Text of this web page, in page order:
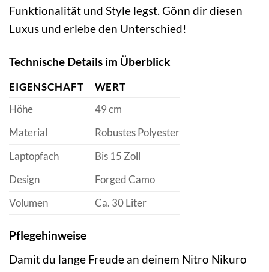
Funktionalität und Style legst. Gönn dir diesen
Luxus und erlebe den Unterschied!
Technische Details im Überblick
EIGENSCHAFT
WERT
Höhe
49 cm
Material
Robustes Polyester
Laptopfach
Bis 15 Zoll
Design
Forged Camo
Volumen
Ca. 30 Liter
Pflegehinweise
Damit du lange Freude an deinem Nitro Nikuro